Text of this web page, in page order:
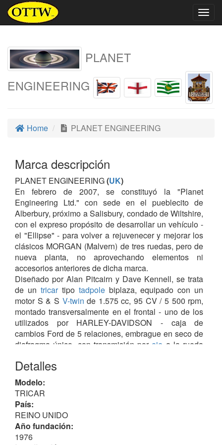
PLANET
ENGINEERING
Home PLANET ENGINEERING
Marca descripción
PLANET ENGINEERING(UK)
En febrero de 2007, se constituyó la "Planet
Engineering Ltd." con sede en el pueblecito de
Alberbury, próximo a Salisbury, condado de Wiltshire,
con el expreso propósito de desarrollar un vehículo -
el "Ellipse" - para volver a rejuvenecer y mejorar los
clásicos MORGAN (Malvern) de tres ruedas, pero de
nueva planta, no aprovechando elementos ni
accesorios anteriores de dicha marca.
Diseñado por Alan Pitcairn y Dave Kennell, se trata
de un tricartipo tadpolebiplaza, equipado con un
motor S & S V-twin de 1.575 cc, 95 CV / 5 500 rpm,
montado transversalmente en el frontal - uno de los
utilizados por HARLEY-DAVIDSON - caja de
cambios Ford de 5 relaciones, embrague en seco de
diafragma único, con transmisión por eje a la rueda
oscilante de la BMW R90.
Equipada un alternador trifásico, motor de arranque
Hitachi de 2 kW, frenos delanteros
ø 310 mm.
Con dicho motor podía alcanzar una velocidad
máxima de más de 200 km/h y una aceleración de 0
Detalles
Modelo:
TRICAR
País:
REINO UNIDO
Año fundación:
1976